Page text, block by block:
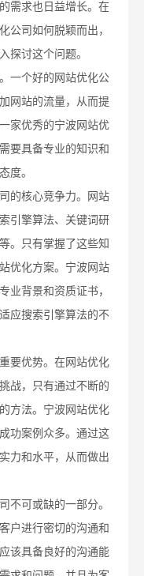
需求也日益增长。在
公司如何脱颖而出，
探讨这个问题。
一个好的网站优化公
网站的流量，从而提
家优秀的宁波网站优
要具备专业的知识和
度。
的核心竞争力。网站
引擎算法、关键词研
。只有掌握了这些知
优化方案。宁波网站
业背景和资质证书，
应搜索引擎算法的不
要优势。在网站优化
战，只有通过不断的
方法。宁波网站优化
功案例众多。通过这
力和水平，从而做出
不可或缺的一部分。
户进行密切的沟通和
该具备良好的沟通能